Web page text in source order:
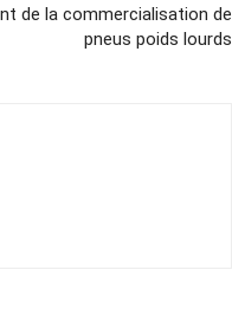
de la commercialisation de
pneus poids lourds